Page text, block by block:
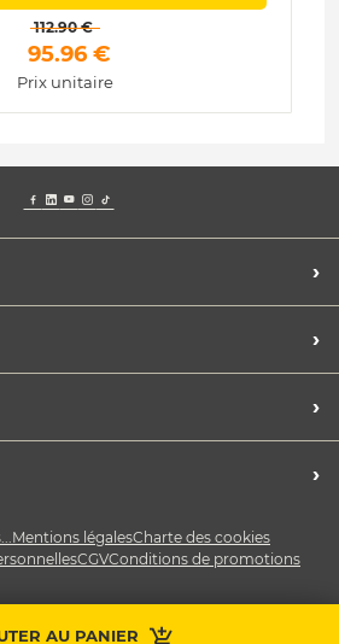
AU PANIER
112.90 €
95.96 €
Prix unitaire
›
›
›
›
Mentions légalesCharte des cookies
CGVConditions de promotions